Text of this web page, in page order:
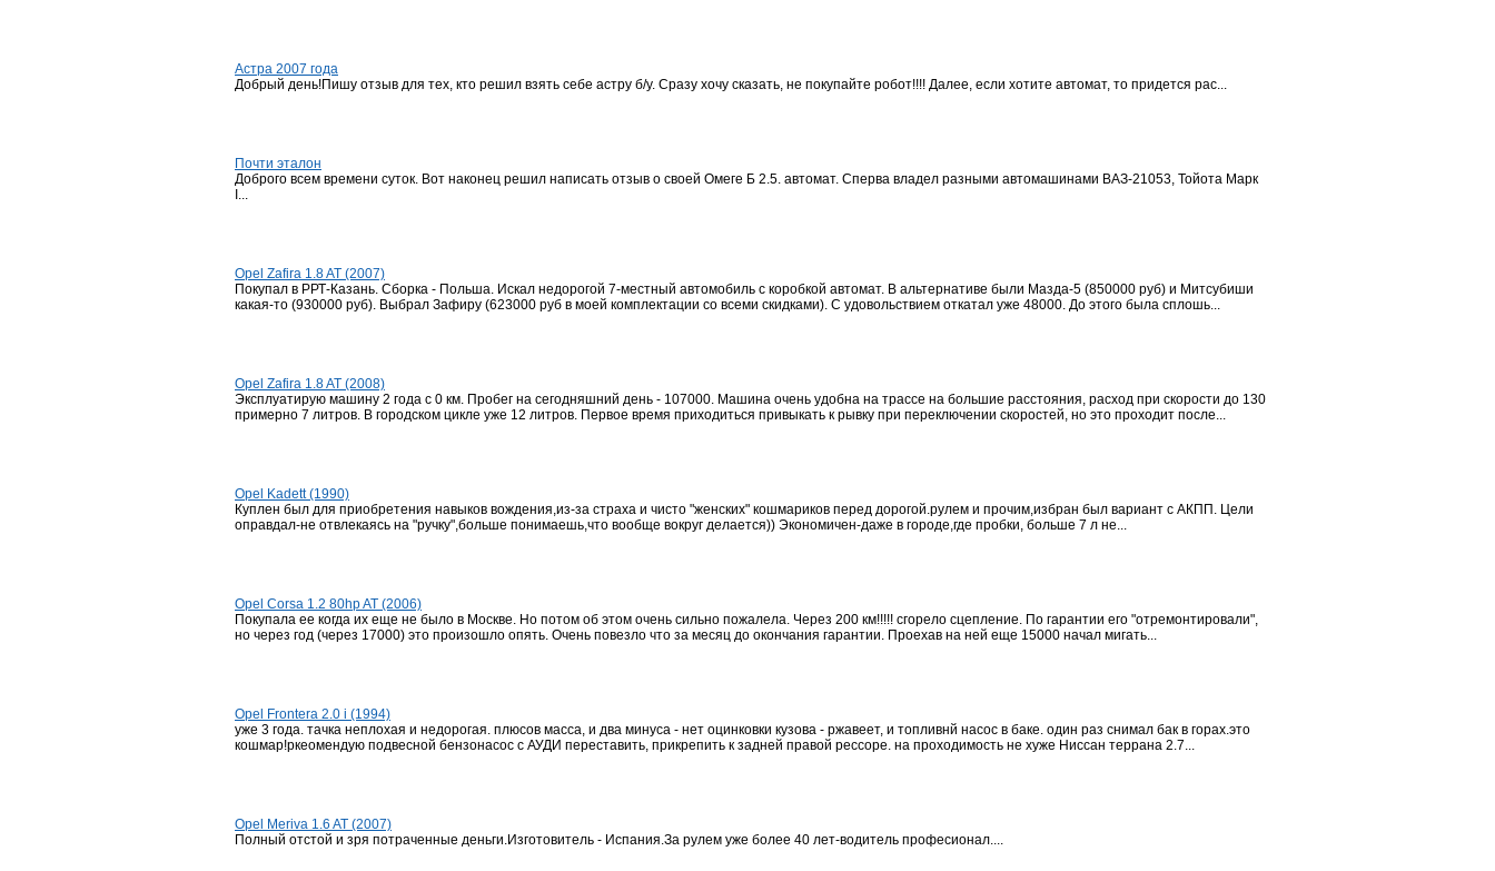
Астра 2007 года
Добрый день!Пишу отзыв для тех, кто решил взять себе астру б/у. Сразу хочу сказать, не покупайте робот!!!! Далее, если хотите автомат, то придется рас...
Почти эталон
Доброго всем времени суток. Вот наконец решил написать отзыв о своей Омеге Б 2.5. автомат. Сперва владел разными автомашинами ВАЗ-21053, Тойота Марк
I...
Opel Zafira 1.8 AT (2007)
Покупал в РРТ-Казань. Сборка - Польша. Искал недорогой 7-местный автомобиль с коробкой автомат. В альтернативе были Мазда-5 (850000 руб) и Митсубиши
какая-то (930000 руб). Выбрал Зафиру (623000 руб в моей комплектации со всеми скидками). С удовольствием откатал уже 48000. До этого была сплошь...
Opel Zafira 1.8 AT (2008)
Эксплуатирую машину 2 года с 0 км. Пробег на сегодняшний день - 107000. Машина очень удобна на трассе на большие расстояния, расход при скорости до 130
примерно 7 литров. В городском цикле уже 12 литров. Первое время приходиться привыкать к рывку при переключении скоростей, но это проходит после...
Opel Kadett (1990)
Куплен был для приобретения навыков вождения,из-за страха и чисто "женских" кошмариков перед дорогой.рулем и прочим,избран был вариант с АКПП. Цели
оправдал-не отвлекаясь на "ручку",больше понимаешь,что вообще вокруг делается)) Экономичен-даже в городе,где пробки, больше 7 л не...
Opel Corsa 1.2 80hp AT (2006)
Покупала ее когда их еще не было в Москве. Но потом об этом очень сильно пожалела. Через 200 км!!!!! сгорело сцепление. По гарантии его "отремонтировали",
но через год (через 17000) это произошло опять. Очень повезло что за месяц до окончания гарантии. Проехав на ней еще 15000 начал мигать...
Opel Frontera 2.0 i (1994)
уже 3 года. тачка неплохая и недорогая. плюсов масса, и два минуса - нет оцинковки кузова - ржавеет, и топливнй насос в баке. один раз снимал бак в горах.это
кошмар!ркеомендую подвесной бензонасос с АУДИ переставить, прикрепить к задней правой рессоре. на проходимость не хуже Ниссан террана 2.7...
Opel Meriva 1.6 AT (2007)
Полный отстой и зря потраченные деньги.Изготовитель - Испания.За рулем уже более 40 лет-водитель професионал....